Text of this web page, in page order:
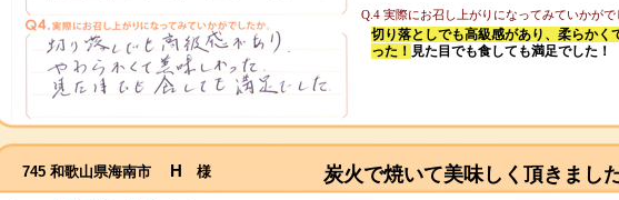
Q.4 実際にお召し上がりになってみていかがで
切り落としでも高級感があり、柔らかく
った！ 見た目でも食しても満足でした！
745 和歌山県海南市 H 様 炭火で焼いて美味しく頂きまし